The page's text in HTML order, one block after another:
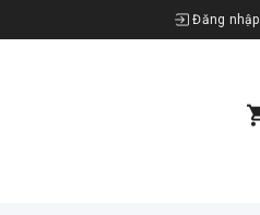
Đăng nhập